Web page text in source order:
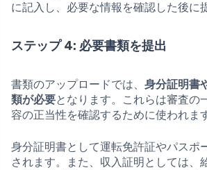
に記入し、必要な情報を確認した後に
ステップ 4: 必要書類を提出
書類のアップロードでは、 身分証明書
類が必要となります。これらは審査の
容の正当性を確認するために使われま
身分証明書として運転免許証やパスポ
されます。また、収入証明としては、